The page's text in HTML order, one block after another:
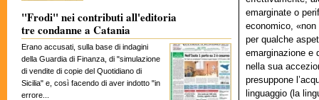
"Frodi" nei contributi all'editoria
tre condanne a Catania
Erano accusati, sulla base di indagini
della Guardia di Finanza, di "simulazione
di vendite di copie del Quotidiano di
Sicilia" e, così facendo di aver indotto "in
errore...
emarginate o
economico,
per qualche
emarginazione e
nella sua
presuppone
linguaggio (la